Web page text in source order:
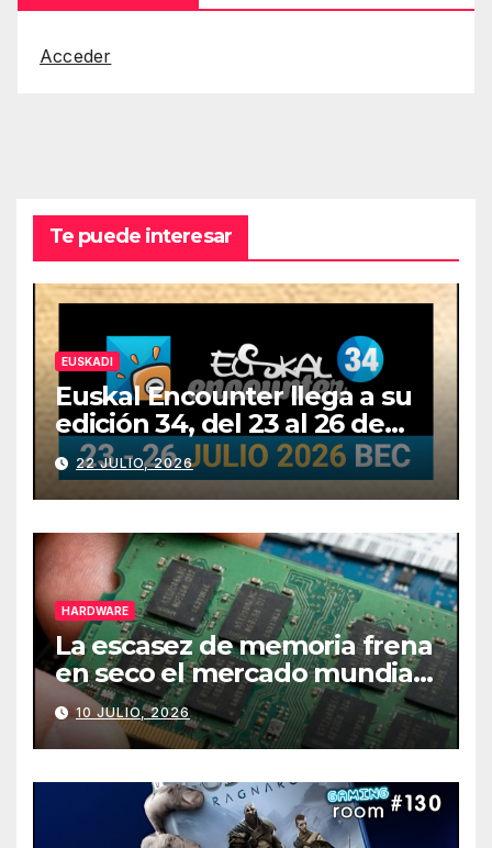
Acceder
Te puede interesar
EUSKADI
Euskal Encounter llega a su
edición 34, del 23 al 26 de
julio
22 JULIO, 2026
HARDWARE
La escasez de memoria frena
en seco el mercado mundial
de PCs
10 JULIO, 2026